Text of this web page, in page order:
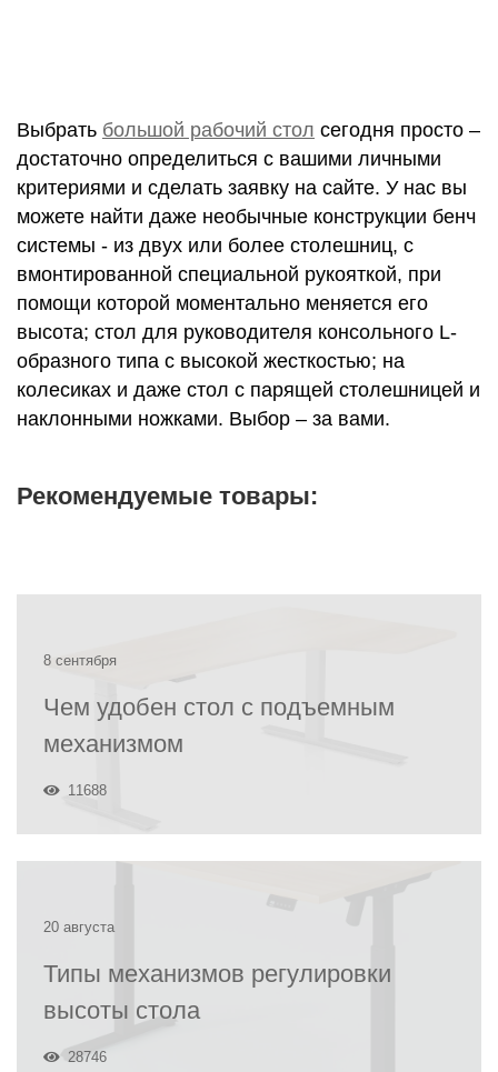
Выбрать большой рабочий стол сегодня просто –
достаточно определиться с вашими личными
критериями и сделать заявку на сайте. У нас вы
можете найти даже необычные конструкции бенч
системы - из двух или более столешниц, с
вмонтированной специальной рукояткой, при
помощи которой моментально меняется его
высота; стол для руководителя консольного L-
образного типа с высокой жесткостью; на
колесиках и даже стол с парящей столешницей и
наклонными ножками. Выбор – за вами.
Рекомендуемые товары:
8 сентября
Чем удобен стол с подъемным
механизмом
11688
20 августа
Типы механизмов регулировки
высоты стола
28746